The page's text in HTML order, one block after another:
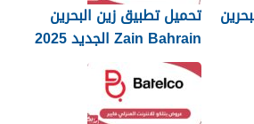
تحميل تطبيق زين البحرين
Zain Bahrain الجديد 2025